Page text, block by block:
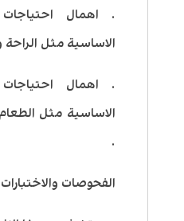
. اهمال
الاساسية مثل الراحة
. اهمال
الاساسية مثل
.
الفحوصات والاختبارات